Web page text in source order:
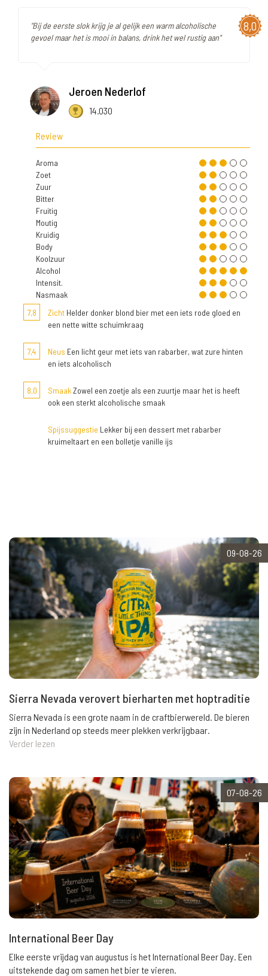
8,0
"Bij de eerste slok krijg je al gelijk een warm alcoholische
gevoel maar het is mooi in balans, drink het wel rustig aan"
Jeroen Nederlof
14.030
Review
Aroma
Zoet
Zuur
Bitter
Fruitig
Moutig
Kruidig
Body
Koolzuur
Alcohol
Intensit.
Nasmaak
7,8
Zicht Helder donker blond bier met een iets rode gloed en
een nette witte schuimkraag
7,4 Neus Een licht geur met iets van rabarber, wat zure hinten
en iets alcoholisch
8,0 SmaakZowel een zoetje als een zuurtje maar het is heeft
ook een sterkt alcoholische smaak
Spijssuggestie Lekker bij een dessert met rabarber
kruimeltaart en een bolletje vanille ijs
09-08-26
Sierra Nevada verovert bierharten met hoptraditie
Sierra Nevada is een grote naam in de craftbierwereld. De bieren
zijn in Nederland op steeds meer plekken verkrijgbaar.
Verder lezen
07-08-26
International Beer Day
Elke eerste vrijdag van augustus is het International Beer Day. Een
uitstekende dag om samen het bier te vieren.